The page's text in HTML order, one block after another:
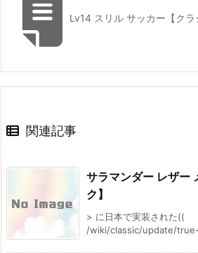
Lv14 スリル サッカー【クラ
関連記事
サラマンダー レザー
ク】
> に日本で実装された((
/wiki/classic/update/